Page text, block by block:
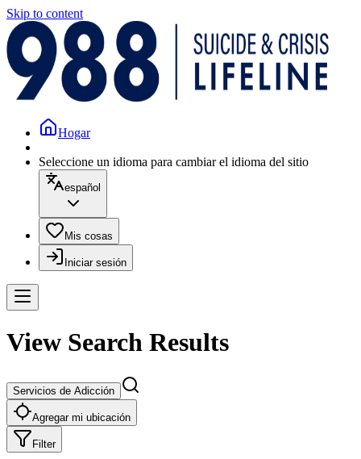
Skip to content
Hogar
Seleccione un idioma para cambiar el idioma del sitio
español
Mis cosas
Iniciar sesión
View Search Results
Servicios de Adicción
Agregar mi ubicación
Filter